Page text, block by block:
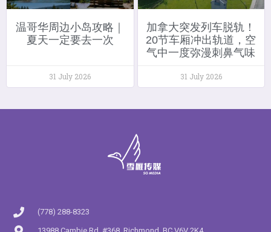
温哥华周边小岛攻略｜
夏天一定要去一次
31 July 2026
加拿大突发列车脱轨！
20节车厢冲出轨道，空
气中一度弥漫刺鼻气味
31 July 2026
(778) 288-8323